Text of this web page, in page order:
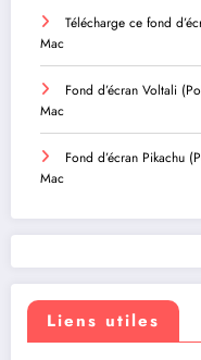
Télécharge ce fond
Mac
Fond d’écran Voltali
Mac
Fond d’écran Pikachu
Mac
Liens utiles